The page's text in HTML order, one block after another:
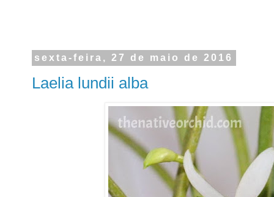
sexta-feira, 27 de maio de 2016
Laelia lundii alba